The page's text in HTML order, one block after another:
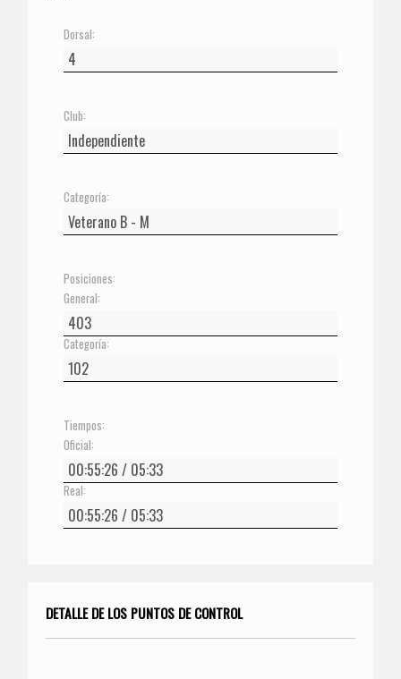
Dorsal:
Club:
Categoría:
Posiciones:
General:
Categoría:
Tiempos:
Oficial:
Real:
DETALLE DE LOS PUNTOS DE CONTROL